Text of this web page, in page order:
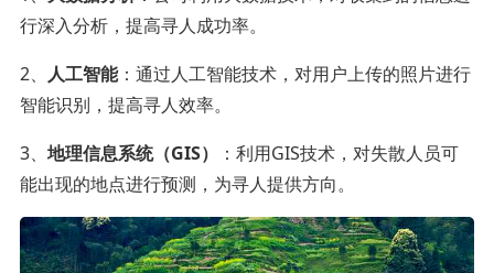
行深入分析，提高寻人成功率。
2、 人工智能：通过人工智能技术，对用户上传的照片进行
智能识别，提高寻人效率。
3、 地理信息系统（GIS）
：利用GIS技术，对失散人员可
能出现的地点进行预测，为寻人提供方向。